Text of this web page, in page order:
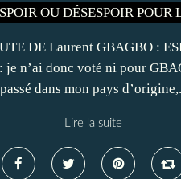
DE Laurent GBAGBO :
je n’ai donc voté ni pour
dans mon pays
Lire la suite